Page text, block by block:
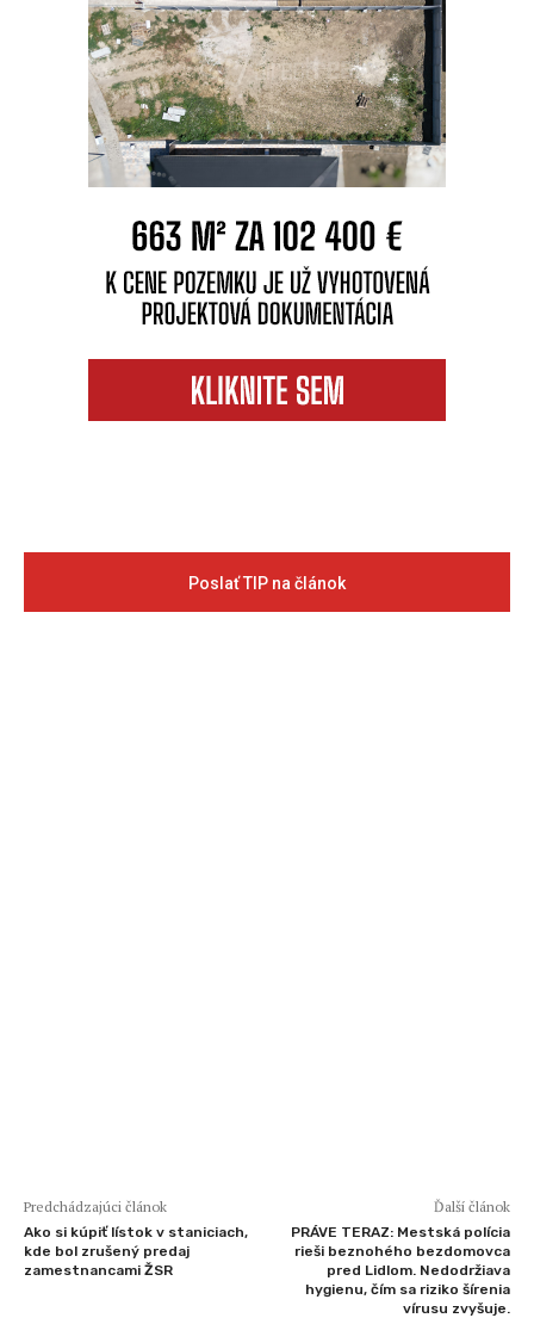
Poslať TIP na článok
Predchádzajúci článok
Ako si kúpiť lístok v staniciach,
kde bol zrušený predaj
zamestnancami ŽSR
Ďalší článok
PRÁVE TERAZ: Mestská polícia
rieši beznohého bezdomovca
pred Lidlom. Nedodržiava
hygienu, čím sa riziko šírenia
vírusu zvyšuje.